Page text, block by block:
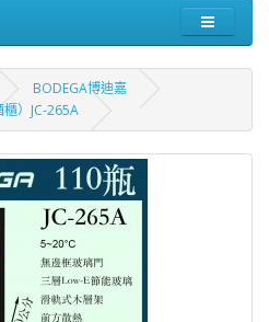
BODEGA博迪嘉
）JC-265A